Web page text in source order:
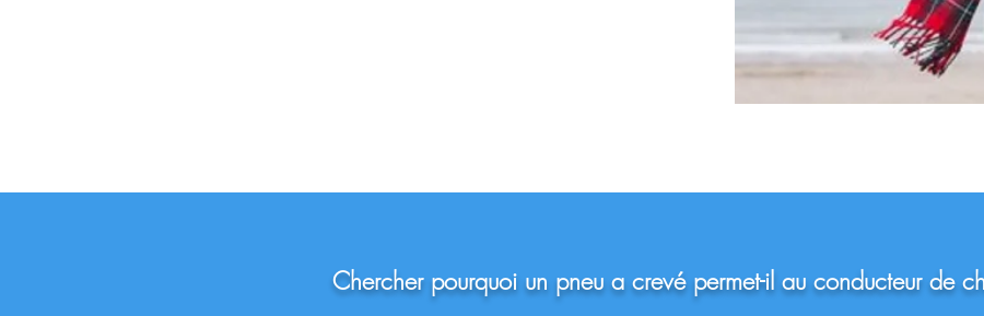
Chercher pourquoi un pneu a crevé permet-il au conducteur de